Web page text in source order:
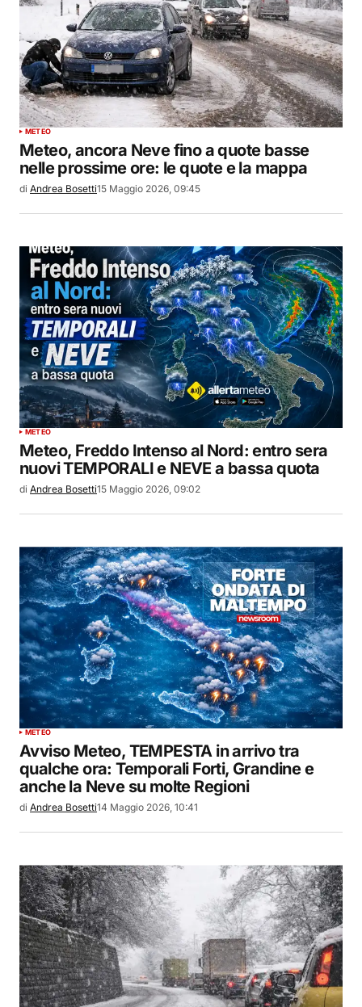
METEO
Meteo, ancora Neve fino a quote basse
nelle prossime ore: le quote e la mappa
di Andrea Bosetti15 Maggio 2026, 09:45
METEO
Meteo, Freddo Intenso al Nord: entro sera
nuovi TEMPORALI e NEVE a bassa quota
di Andrea Bosetti15 Maggio 2026, 09:02
METEO
Avviso Meteo, TEMPESTA in arrivo tra
qualche ora: Temporali Forti, Grandine e
anche la Neve su molte Regioni
di Andrea Bosetti14 Maggio 2026, 10:41